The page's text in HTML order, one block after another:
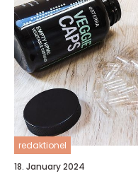
redaktionel
18. January 2024